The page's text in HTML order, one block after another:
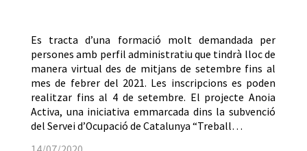
Es tracta d’una formació molt demandada per
persones amb perfil administratiu que tindrà lloc de
manera virtual des de mitjans de setembre fins al
mes de febrer del 2021. Les inscripcions es poden
realitzar fins al 4 de setembre. El projecte Anoia
Activa, una iniciativa emmarcada dins la subvenció
del Servei d’Ocupació de Catalunya “Treball…